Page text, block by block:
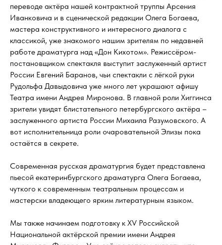
переводе актёра нашей контрактной труппы Арсения
Иванковича и в сценической редакции Олега Богаева,
мастера конструктивного и интересного диалога с
классикой, уже знакомого нашим зрителям по недавней
работе драматурга над «Дон Кихотом». Режиссёром-
постановщиком спектакля выступит заслуженный артист
России Евгений Баранов, чьи спектакли с лёгкой руки
Рудольфа Давыдовича уже много лет украшают афишу
Театра имени Андрея Миронова. В главной роли Хиггинса
зрители увидят блистательного петербургского актёра –
заслуженного артиста России Михаила Разумовского. А
вот исполнительница роли очаровательной Элизы пока
остаётся в секрете.
Современная русская драматургия будет представлена
пьесой екатеринбургского драматурга Олега Богаева,
чуткого к современным театральным процессам и
мастерски владеющего ярким литературным языком.
Мы также начинаем подготовку к XV Российской
Национальной актёрской премии имени Андрея